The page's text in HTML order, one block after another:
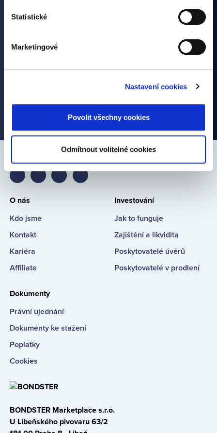
Statistické
Marketingové
Nastavení cookies
Povolit všechny cookies
Odmítnout volitelné cookies
BondsterBondster
O nás
Kdo jsme
Kontakt
Kariéra
Affiliate
Investování
Jak to funguje
Zajištění a likvidita
Poskytovatelé úvěrů
Poskytovatelé v prodlení
Dokumenty
Právní ujednání
Dokumenty ke stažení
Poplatky
Cookies
BONDSTER Marketplace s.r.o.
U Libeňského pivovaru 63/2